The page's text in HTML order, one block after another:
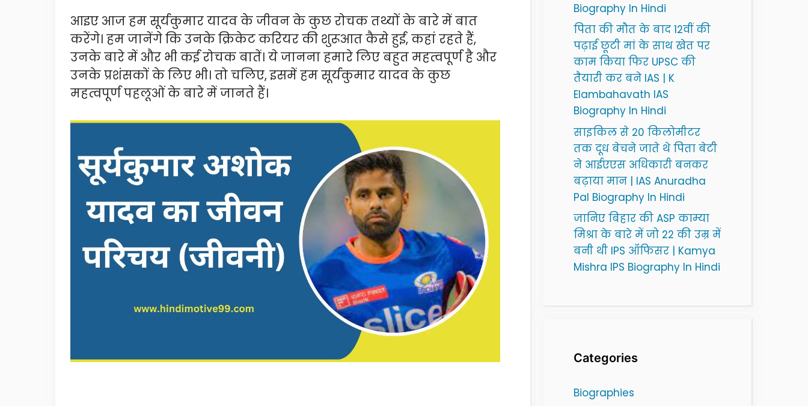
आइए आज हम सूर्यकुमार यादव के जीवन के कुछ रोचक तथ्यों के बारे में बात
करेंगे। हम जानेंगे कि उनके क्रिकेट करियर की शुरूआत कैसे हुई, कहां रहते हैं,
उनके बारे में और भी कई रोचक बातें। ये जानना हमारे लिए बहुत महत्वपूर्ण है और
उनके प्रशंसकों के लिए भी। तो चलिए, इसमें हम सूर्यकुमार यादव के कुछ
महत्वपूर्ण पहलूओं के बारे में जानते हैं।
Biography In Hindi
पिता की मौत के बाद 12वीं की
पढ़ाई छूटी मां के साथ खेत पर
काम किया फिर UPSC की
तैयारी कर बने IAS | K
Elambahavath IAS
Biography In Hindi
साइकिल से 20 किलोमीटर
तक दूध बेचने जाते थे पिता बेटी
ने आईएएस अधिकारी बनकर
बढ़ाया मान | IAS Anuradha
Pal Biography In Hindi
जानिए बिहार की ASP काम्या
मिश्रा के बारे में जो 22 की उम्र में
बनी थी IPS ऑफिसर | Kamya
Mishra IPS Biography In Hindi
Categories
Biographies